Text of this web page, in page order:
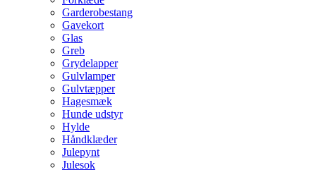
Garderobestang
Gavekort
Glas
Greb
Grydelapper
Gulvlamper
Gulvtæpper
Hagesmæk
Hunde udstyr
Hylde
Håndklæder
Julepynt
Julesok